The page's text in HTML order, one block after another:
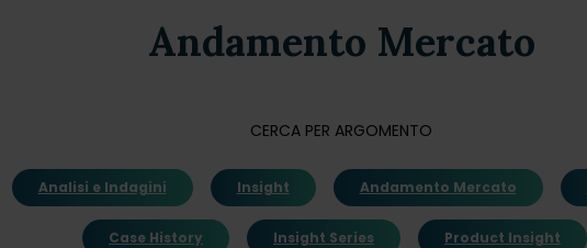
Andamento Mercato
CERCA PER ARGOMENTO
Analisi e Indagini Insight Andamento Mercato
Case History Insight Series Product Insight